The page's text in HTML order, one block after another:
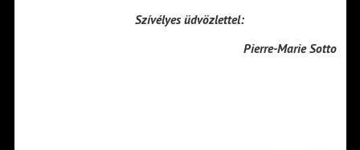
Szívélyes üdvözlettel:
Pierre-Marie Sotto